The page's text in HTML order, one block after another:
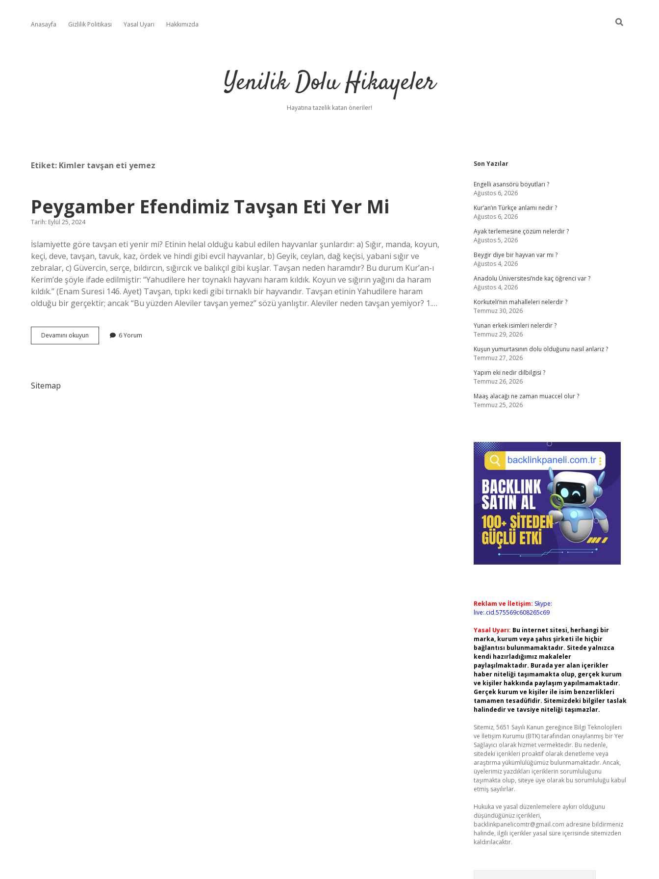
Anasayfa Gizlilik Politikası Yasal Uyarı Hakkımızda
Yenilik Dolu Hikayeler
Hayatına tazelik katan öneriler!
Etiket: Kimler tavşan eti yemez
Peygamber Efendimiz Tavşan Eti Yer Mi
Tarih: Eylül 25, 2024
İslamiyette göre tavşan eti yenir mi? Etinin helal olduğu kabul edilen hayvanlar şunlardır: a) Sığır, manda, koyun,
keçi, deve, tavşan, tavuk, kaz, ördek ve hindi gibi evcil hayvanlar, b) Geyik, ceylan, dağ keçisi, yabani sığır ve
zebralar, c) Güvercin, serçe, bıldırcın, sığırcık ve balıkçıl gibi kuşlar. Tavşan neden haramdır? Bu durum Kur’an-ı
Kerim’de şöyle ifade edilmiştir: “Yahudilere her toynaklı hayvanı haram kıldık. Koyun ve sığırın yağını da haram
kıldık.” (Enam Suresi 146. Ayet) Tavşan, tıpkı kedi gibi tırnaklı bir hayvandır. Tavşan etinin Yahudilere haram
olduğu bir gerçektir; ancak “Bu yüzden Aleviler tavşan yemez” sözü yanlıştır. Aleviler neden tavşan yemiyor? 1.…
Devamını okuyun Peygamber
Efendimiz
6 Yorum
Sitemap
Sidebar
Son Yazılar
Engelli asansörü boyutları ?
Ağustos 6, 2026
Kur’an’ın Türkçe anlamı nedir ?
Ağustos 6, 2026
Ayak terlemesine çözüm nelerdir ?
Ağustos 5, 2026
Beygir diye bir hayvan var mı ?
Ağustos 4, 2026
Anadolu Üniversitesi’nde kaç öğrenci var ?
Ağustos 4, 2026
Korkuteli’nin mahalleleri nelerdir ?
Temmuz 30, 2026
Yunan erkek isimleri nelerdir ?
Temmuz 29, 2026
Kuşun yumurtasının dolu olduğunu nasıl anlarız ?
Temmuz 27, 2026
Yapım eki nedir dilbilgisi ?
Temmuz 26, 2026
Maaş alacağı ne zaman muaccel olur ?
Temmuz 25, 2026
Reklam ve İletişim: Skype:
live:.cid.575569c608265c69
Yasal Uyarı: Bu internet sitesi, herhangi bir
marka, kurum veya şahıs şirketi ile hiçbir
bağlantısı bulunmamaktadır. Sitede yalnızca
kendi hazırladığımız makaleler
paylaşılmaktadır. Burada yer alan içerikler
haber niteliği taşımamakta olup, gerçek kurum
ve kişiler hakkında paylaşım yapılmamaktadır.
Gerçek kurum ve kişiler ile isim benzerlikleri
tamamen tesadüfidir. Sitemizdeki bilgiler taslak
halindedir ve tavsiye niteliği taşımazlar.
Sitemiz, 5651 Sayılı Kanun gereğince Bilgi Teknolojileri
ve İletişim Kurumu (BTK) tarafından onaylanmış bir Yer
Sağlayıcı olarak hizmet vermektedir. Bu nedenle,
sitedeki içerikleri proaktif olarak denetleme veya
araştırma yükümlülüğümüz bulunmamaktadır. Ancak,
üyelerimiz yazdıkları içeriklerin sorumluluğunu
taşımakta olup, siteye üye olarak bu sorumluluğu kabul
etmiş sayılırlar.
Hukuka ve yasal düzenlemelere aykırı olduğunu
düşündüğünüz içerikleri,
backlinkpanelicomtr@gmail.com adresine bildirmeniz
halinde, ilgili içerikler yasal süre içerisinde sitemizden
kaldırılacaktır.